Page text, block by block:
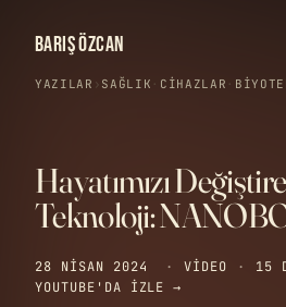
BARIŞ ÖZCAN
YAZILAR › SAĞLIK · CIHAZLAR ·
Hayatımızı
Teknoloji:
28 NISAN 2024 · VIDEO ·
15
YOUTUBE'DA IZLE →